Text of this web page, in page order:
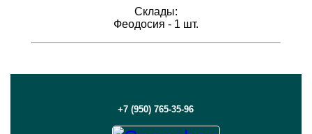
Склады:
Феодосия - 1 шт.
+7 (950) 765-35-96